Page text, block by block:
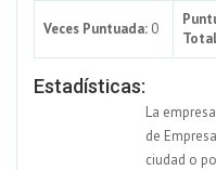
Veces Puntuada: 0
Estadísticas:
La empresa
de
ciudad o